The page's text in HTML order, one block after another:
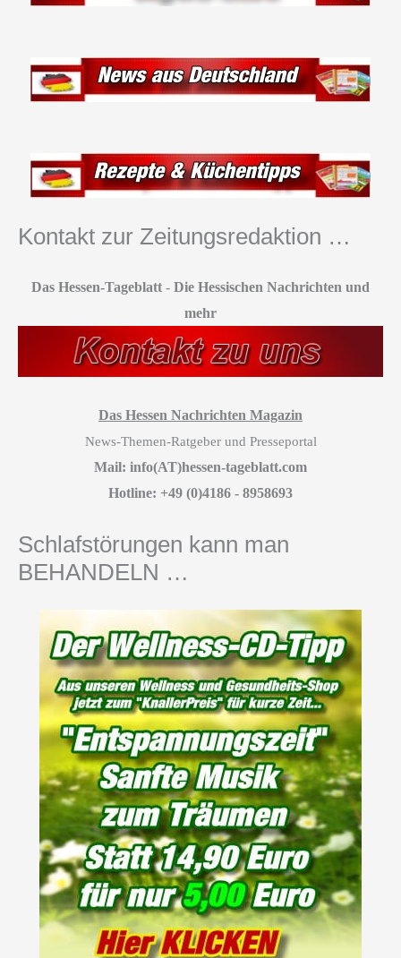
Kontakt zur Zeitungsredaktion …
Das Hessen-Tageblatt - Die Hessischen Nachrichten und
mehr
Das Hessen Nachrichten Magazin
News-Themen-Ratgeber und Presseportal
Mail: info(AT)hessen-tageblatt.com
Hotline: +49 (0)4186 - 8958693
Schlafstörungen kann man
BEHANDELN …